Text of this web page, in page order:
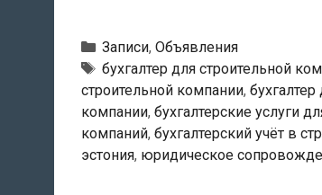
Рубрики
Записи, Объявления
Метки
бухгалтер для строительной
строительной компании,
компании, бухгалтерские услуги
компаний, бухгалтерский учёт в
эстония, юридическое